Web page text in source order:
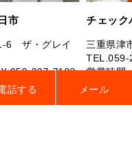
市
6 ザ・グレイ
327-7182
定休日：水曜
チェック
三重県津
TEL.059-
営業時間
曜（祝日
話する メール